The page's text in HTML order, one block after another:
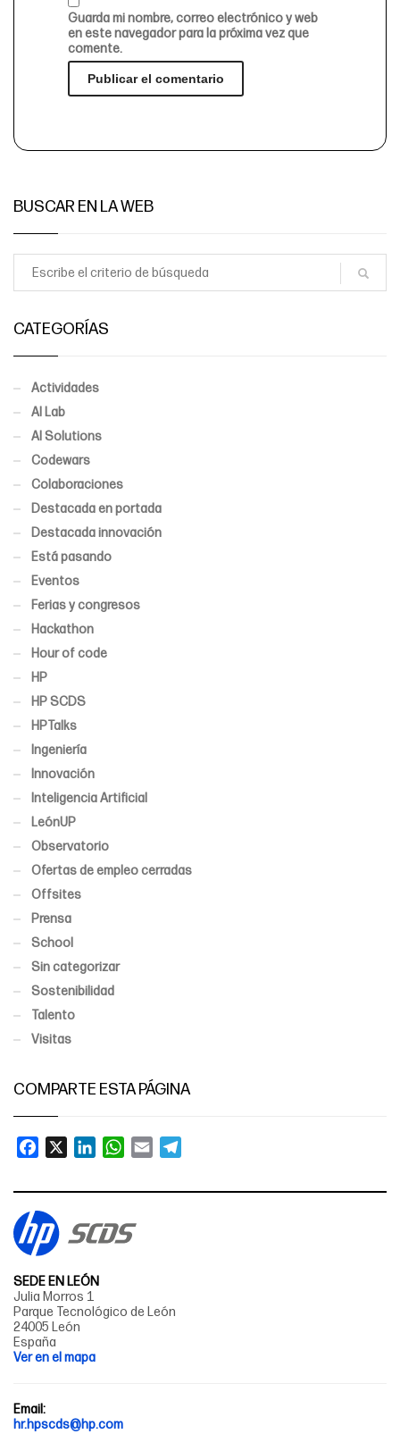
Guarda mi nombre, correo electrónico y web
en este navegador para la próxima vez que
comente.
BUSCAR EN LA WEB
CATEGORÍAS
Actividades
AI Lab
AI Solutions
Codewars
Colaboraciones
Destacada en portada
Destacada innovación
Está pasando
Eventos
Ferias y congresos
Hackathon
Hour of code
HP
HP SCDS
HPTalks
Ingeniería
Innovación
Inteligencia Artificial
LeónUP
Observatorio
Ofertas de empleo cerradas
Offsites
Prensa
School
Sin categorizar
Sostenibilidad
Talento
Visitas
COMPARTE ESTA PÁGINA
Facebook LinkedInWhatsApp
Email
SEDE EN LEÓN
Julia Morros 1
Parque Tecnológico de León
24005 León
España
Ver en el mapa
Email:
hr.hpscds@hp.com